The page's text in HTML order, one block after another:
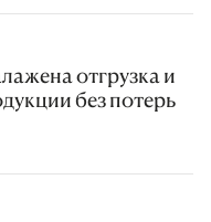
çykyşynda alyp
ylmy
beýan edildi.
отгрузка и
без потерь